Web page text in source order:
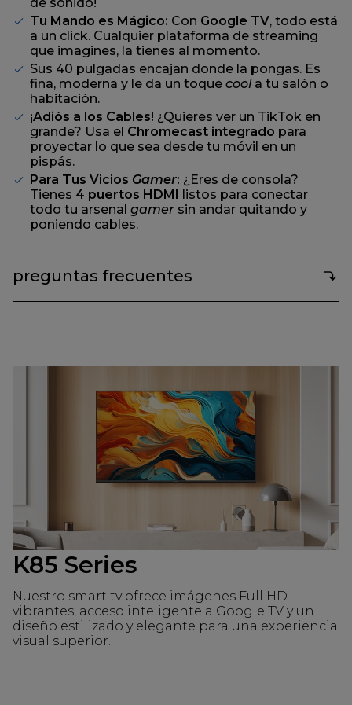
Tu Mando es Mágico: Con Google TV, todo está
a un click. Cualquier plataforma de streaming
que imagines, la tienes al momento.
Sus 40 pulgadas encajan donde la pongas. Es
fina, moderna y le da un toque coola tu salón o
habitación.
¡Adiós a los Cables! ¿Quieres ver un TikTok en
grande? Usa el Chromecast integrado para
proyectar lo que sea desde tu móvil en un
pispás.
Para Tus Vicios Gamer: ¿Eres de consola?
Tienes 4 puertos HDMI listos para conectar
todo tu arsenal gamer sin andar quitando y
poniendo cables.
preguntas frecuentes
K85 Series
Nuestro smart tv ofrece imágenes Full HD
vibrantes, acceso inteligente a Google TV y un
diseño estilizado y elegante para una experiencia
visual superior.